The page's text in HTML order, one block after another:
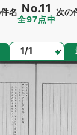
名 No.11
全97点中
次の
ページ